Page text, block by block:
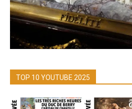
TOP 10 YOUTUBE 2025